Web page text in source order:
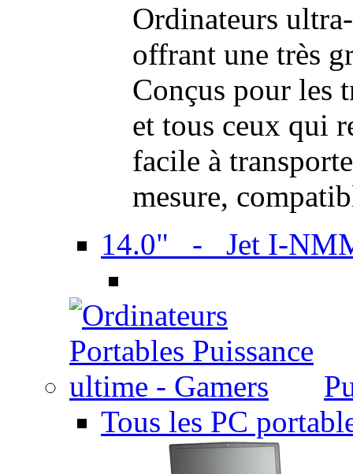
Ordinateurs
offrant une très
Conçus pour les
et tous ceux qui
facile à
mesure,
14.0" - Jet I-
Tous les PC